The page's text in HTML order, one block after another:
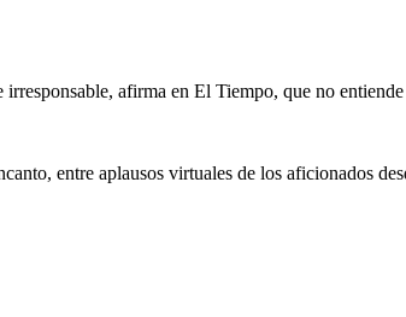
afirma en El Tiempo, que no
entre aplausos virtuales de los aficionados